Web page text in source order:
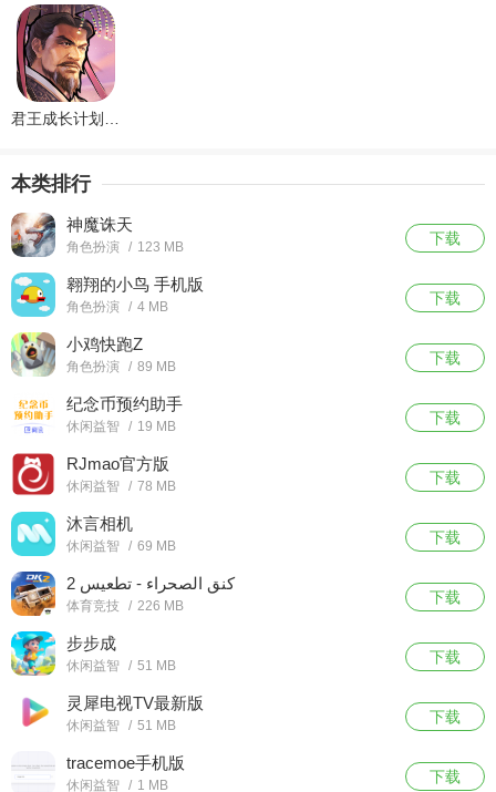
君王成长计划手机版
本类排行
神魔诛天
角色扮演 / 123 MB 下载
翱翔的小鸟 手机版
角色扮演 / 4 MB 下载
小鸡快跑Z
角色扮演 / 89 MB 下载
纪念币预约助手
休闲益智 / 19 MB 下载
RJmao官方版
休闲益智 / 78 MB 下载
沐言相机
休闲益智 / 69 MB 下载
كنق الصحراء - تطعيس 2
体育竞技 / 226 MB 下载
步步成
休闲益智 / 51 MB 下载
灵犀电视TV最新版
休闲益智 / 51 MB 下载
tracemoe手机版
休闲益智 / 1 MB 下载